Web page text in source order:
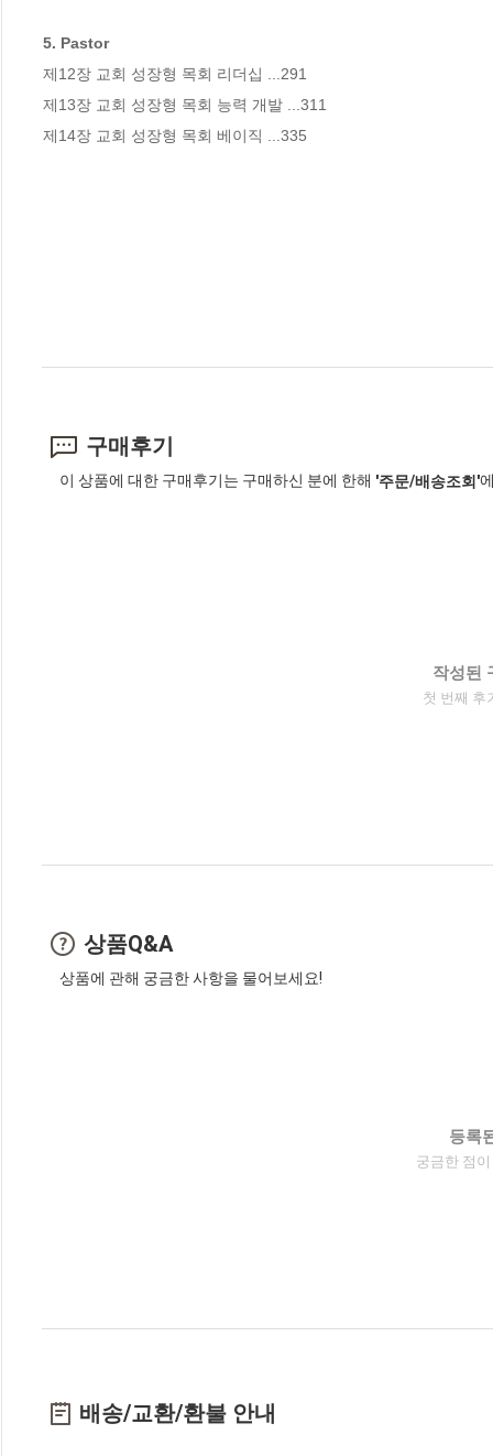
5. Pastor
제12장 교회 성장형 목회 리더십 ...291
제13장 교회 성장형 목회 능력 개발 ...311
제14장 교회 성장형 목회 베이직 ...335
구매후기
이 상품에 대한 구매후기는 구매하신 분에 한해 '주문/배송조회'
작성된
첫 번째 후
상품Q&A
상품에 관해 궁금한 사항을 물어보세요!
등록
궁금한 점
배송/교환/환불 안내